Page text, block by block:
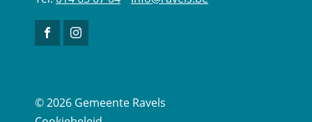
Volg Volg
© 2026 Gemeente Ravels